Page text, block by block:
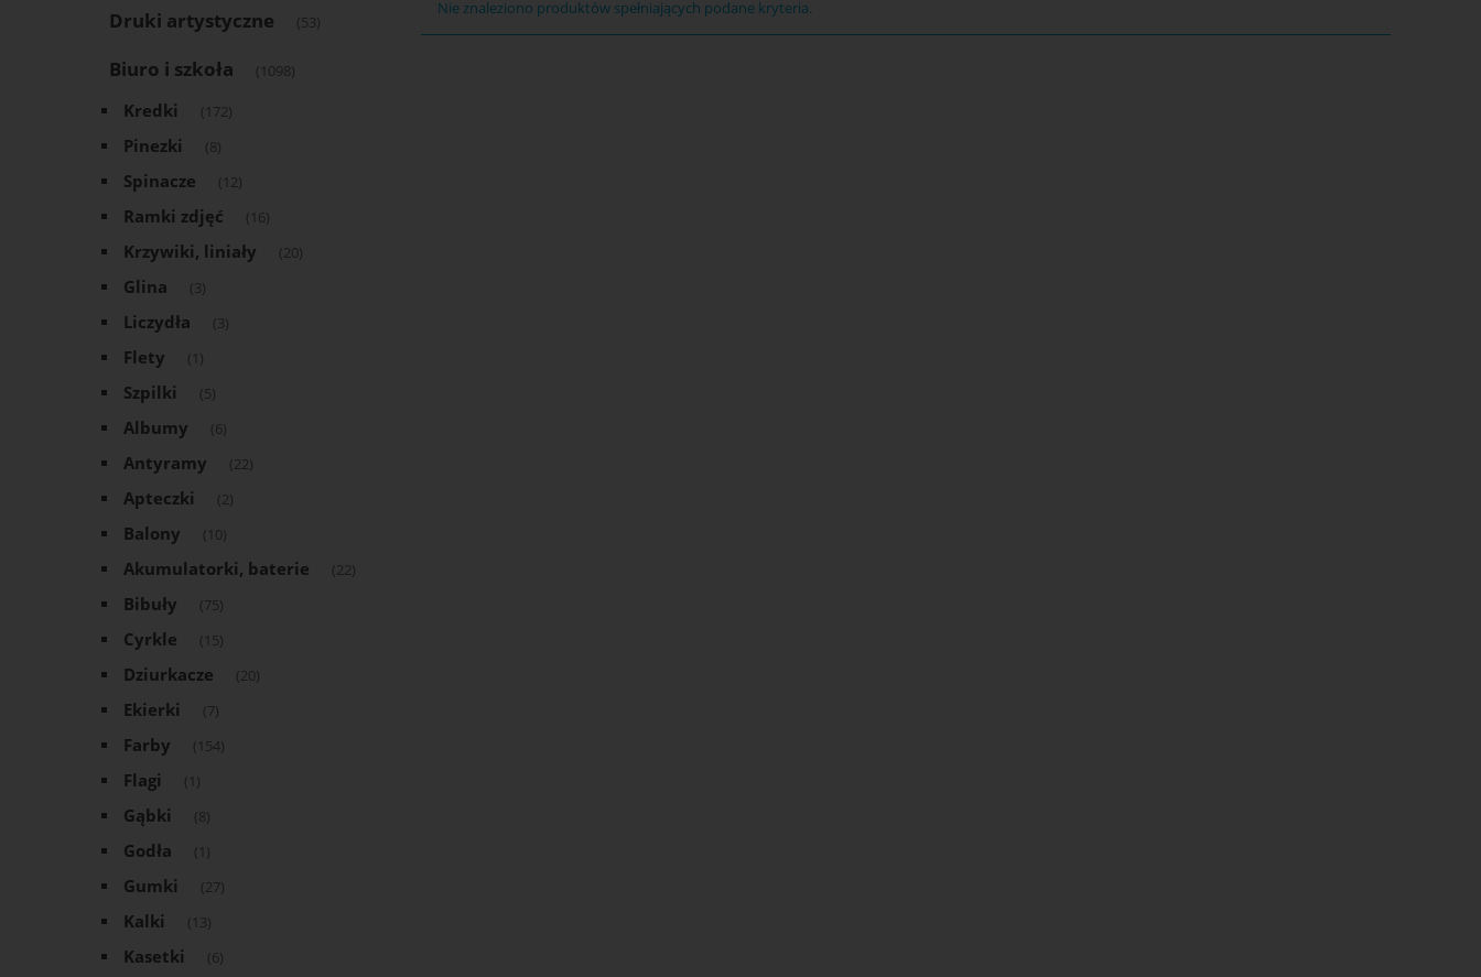
Druki artystyczne (53)
Biuro i szkoła (1098)
Kredki (172)
Pinezki (8)
Spinacze (12)
Ramki zdjęć (16)
Krzywiki, liniały (20)
Glina (3)
Liczydła (3)
Flety (1)
Szpilki (5)
Albumy (6)
Antyramy (22)
Apteczki (2)
Balony (10)
Akumulatorki, baterie (22)
Bibuły (75)
Cyrkle (15)
Dziurkacze (20)
Ekierki (7)
Farby (154)
Flagi (1)
Gąbki (8)
Godła (1)
Gumki (27)
Kalki (13)
Kasetki (6)
Nie znaleziono produktów spełniających podane kryteria.